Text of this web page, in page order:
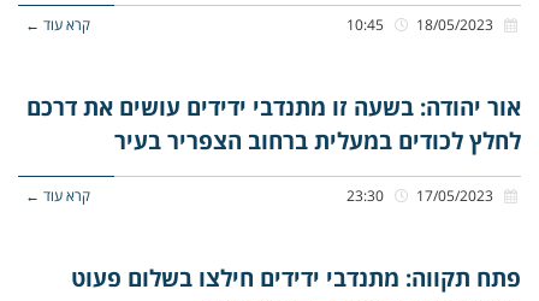
קרא עוד ←
אור יהודה: בשעה זו מתנדבי ידידים עושים את דרכם
לחלץ לכודים במעלית ברחוב הצפריר בעיר
קרא עוד ←
פתח תקווה: מתנדבי ידידים חילצו בשלום פעוט